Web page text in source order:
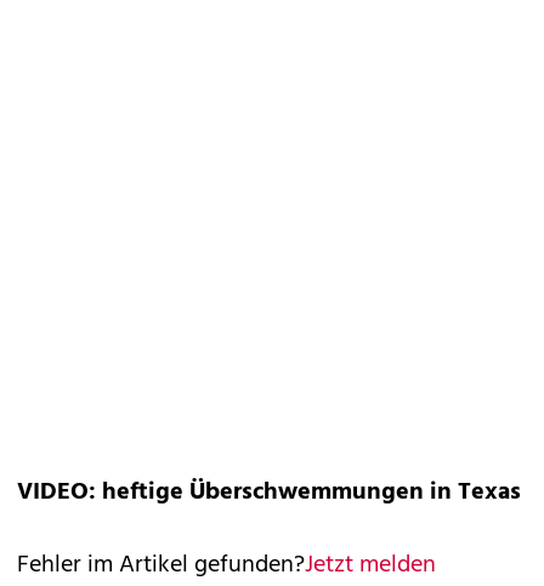
VIDEO: heftige Überschwemmungen in Texas
Fehler im Artikel gefunden?Jetzt melden